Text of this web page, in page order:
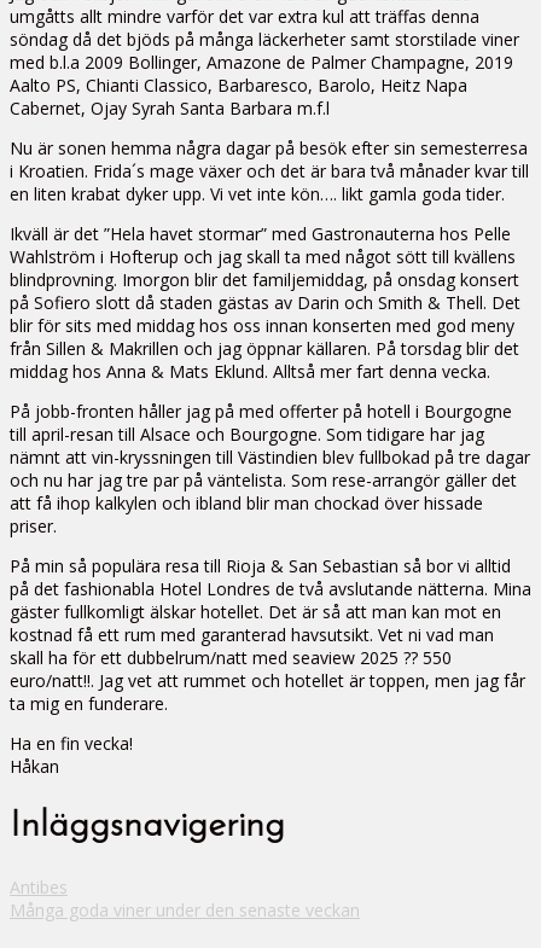
umgåtts allt mindre varför det var extra kul att träffas denna
söndag då det bjöds på många läckerheter samt storstilade viner
med b.l.a 2009 Bollinger, Amazone de Palmer Champagne, 2019
Aalto PS, Chianti Classico, Barbaresco, Barolo, Heitz Napa
Cabernet, Ojay Syrah Santa Barbara m.f.l
Nu är sonen hemma några dagar på besök efter sin semesterresa
i Kroatien. Frida´s mage växer och det är bara två månader kvar till
en liten krabat dyker upp. Vi vet inte kön…. likt gamla goda tider.
Ikväll är det ”Hela havet stormar” med Gastronauterna hos Pelle
Wahlström i Hofterup och jag skall ta med något sött till kvällens
blindprovning. Imorgon blir det familjemiddag, på onsdag konsert
på Sofiero slott då staden gästas av Darin och Smith & Thell. Det
blir för sits med middag hos oss innan konserten med god meny
från Sillen & Makrillen och jag öppnar källaren. På torsdag blir det
middag hos Anna & Mats Eklund. Alltså mer fart denna vecka.
På jobb-fronten håller jag på med offerter på hotell i Bourgogne
till april-resan till Alsace och Bourgogne. Som tidigare har jag
nämnt att vin-kryssningen till Västindien blev fullbokad på tre dagar
och nu har jag tre par på väntelista. Som rese-arrangör gäller det
att få ihop kalkylen och ibland blir man chockad över hissade
priser.
På min så populära resa till Rioja & San Sebastian så bor vi alltid
på det fashionabla Hotel Londres de två avslutande nätterna. Mina
gäster fullkomligt älskar hotellet. Det är så att man kan mot en
kostnad få ett rum med garanterad havsutsikt. Vet ni vad man
skall ha för ett dubbelrum/natt med seaview 2025 ?? 550
euro/natt!!. Jag vet att rummet och hotellet är toppen, men jag får
ta mig en funderare.
Ha en fin vecka!
Håkan
Inläggsnavigering
Antibes
Många goda viner under den senaste veckan